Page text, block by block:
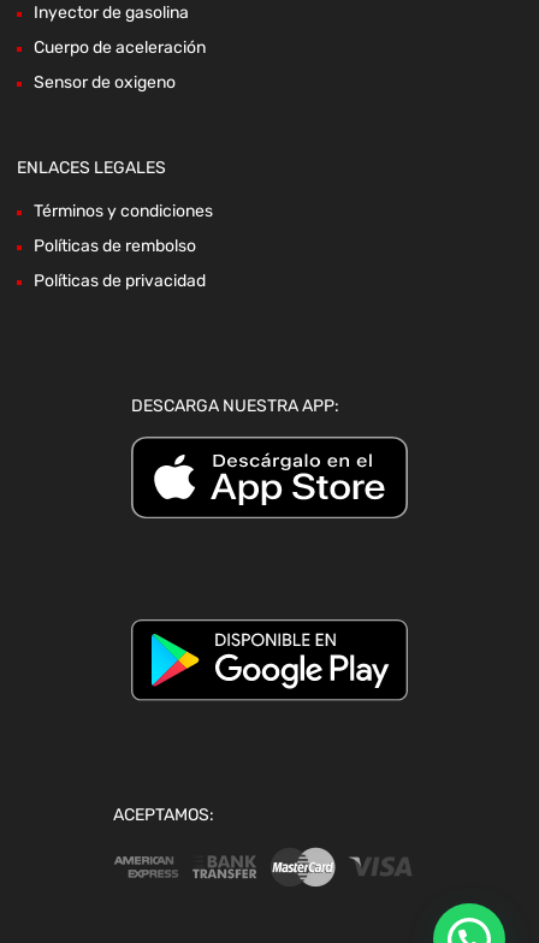
Inyector de gasolina
Cuerpo de aceleración
Sensor de oxigeno
ENLACES LEGALES
Términos y condiciones
Políticas de rembolso
Políticas de privacidad
DESCARGA NUESTRA APP:
ACEPTAMOS: